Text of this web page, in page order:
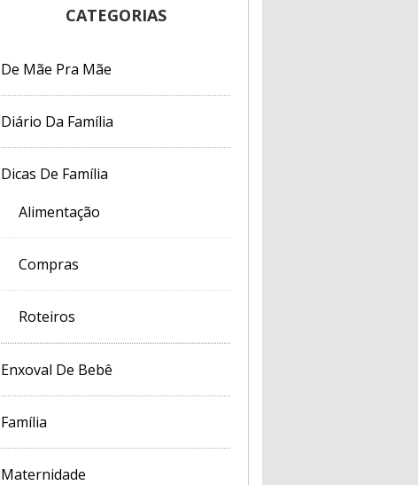
CATEGORIAS
De Mãe Pra Mãe
Diário Da Família
Dicas De Família
Alimentação
Compras
Roteiros
Enxoval De Bebê
Família
Maternidade